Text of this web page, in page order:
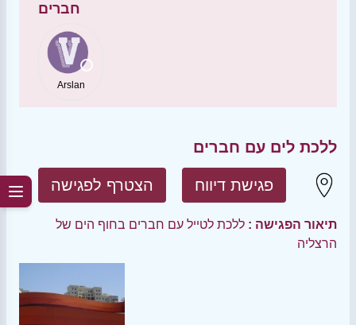
חברים
Arslan
ללכת לים עם חברים
הצטרף לפגישה פגישת דיווח
תיאור הפגישה : ללכת לטייל עם חברים בחוף הים של
הרצליה